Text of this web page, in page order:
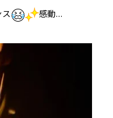
感動...